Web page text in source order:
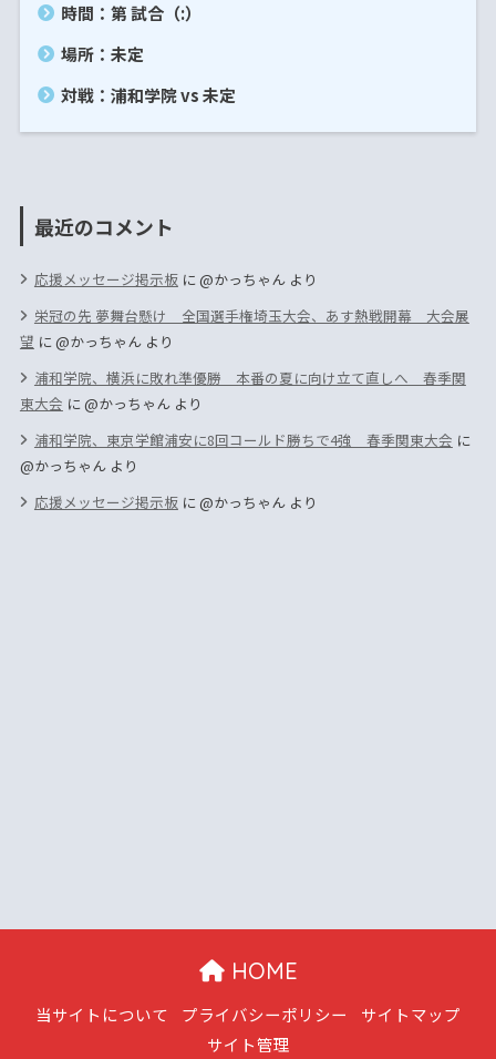
時間：第 試合（:）
場所：未定
対戦：浦和学院 vs 未定
最近のコメント
応援メッセージ掲示板に@かっちゃんより
栄冠の先 夢舞台懸け 全国選手権埼玉大会、あす熱戦開幕 大会展
望 に@かっちゃんより
浦和学院、横浜に敗れ準優勝 本番の夏に向け立て直しへ 春季関
東大会 に@かっちゃんより
浦和学院、東京学館浦安に8回コールド勝ちで4強 春季関東大会 に
@かっちゃんより
応援メッセージ掲示板に@かっちゃんより
HOME
当サイトについて プライバシーポリシー
サイトマップ
サイト管理